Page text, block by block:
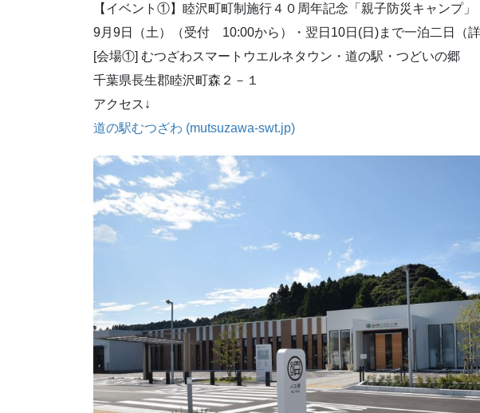
【イベント①】睦沢町町制施行４０周年記念「親子防災キャンプ」
9月9日（土）（受付 10:00から）・翌日10日(日)まで一泊二日（詳
[会場①] むつざわスマートウエルネタウン・道の駅・つどいの郷
千葉県長生郡睦沢町森２－１
アクセス↓
道の駅むつざわ (mutsuzawa-swt.jp)